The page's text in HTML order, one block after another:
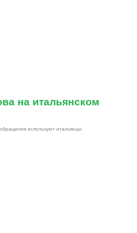
на итальянском
используют итальянцы